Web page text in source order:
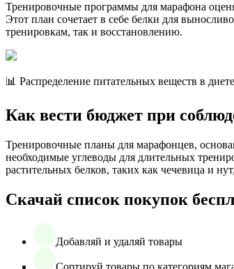
Тренировочные программы для марафона
Этот план сочетает в себе белки для
тренировкам, так и восстановлению.
📊 Распределение питательных веществ в
Как вести бюджет при
Тренировочные планы для марафонцев,
необходимые углеводы для длительных
растительных белков, таких как чечевица и
Скачай список покупок
Добавляй и удаляй товары
Сортируй товары по категориям